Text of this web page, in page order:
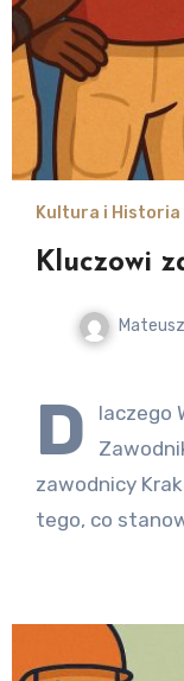
Kultura i Historia
Kluczowi
D
laczego
zawodnicy
tego, co